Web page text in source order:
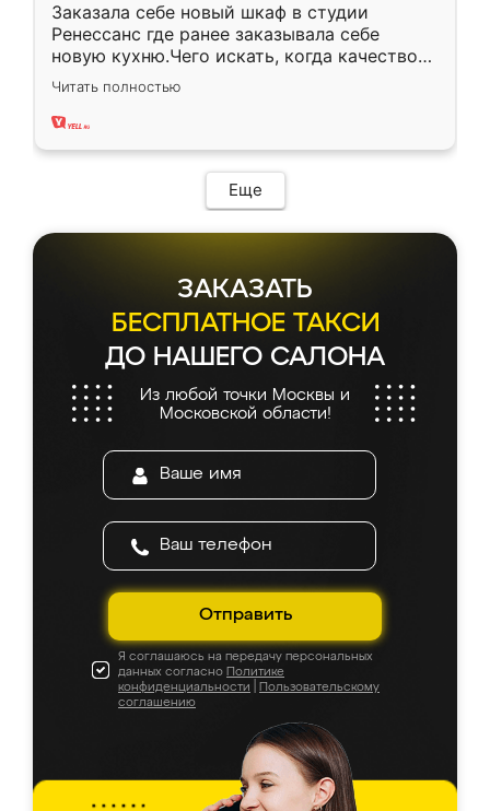
Заказала себе новый шкаф в студии
Ренессанс где ранее заказывала себе
новую кухню.Чего искать, когда качеством
вполне довольна. Служит кухня уже почти
два года, нареканий нет.
Читать полностью
Еще
ЗАКАЗАТЬ
БЕСПЛАТНОЕ ТАКСИ
ДО НАШЕГО САЛОНА
Из любой точки Москвы и
Московской области!
Отправить
Я соглашаюсь на передачу персональных
данных согласно Политике
конфиденциальности
Пользовательскому
соглашению